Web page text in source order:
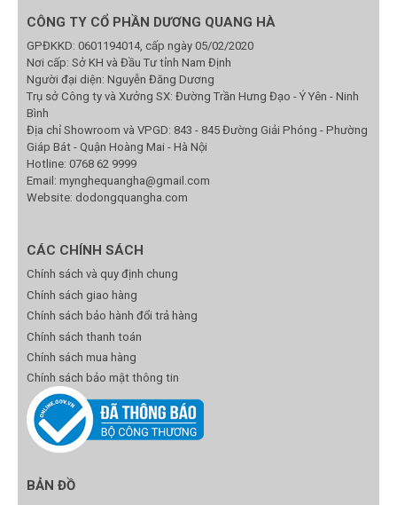
CÔNG TY CỔ PHẦN DƯƠNG QUANG HÀ
GPĐKKD: 0601194014, cấp ngày 05/02/2020
Nơi cấp: Sở KH và Đầu Tư tỉnh Nam Định
Người đại diện: Nguyễn Đăng Dương
Trụ sở Công ty và Xưởng SX: Đường Trần Hưng Đạo - Ý Yên - Ninh
Bình
Địa chỉ Showroom và VPGD: 843 - 845 Đường Giải Phóng - Phường
Giáp Bát - Quận Hoàng Mai - Hà Nội
Hotline: 0768 62 9999
Email: mynghequangha@gmail.com
Website: dodongquangha.com
CÁC CHÍNH SÁCH
Chính sách và quy định chung
Chính sách giao hàng
Chính sách bảo hành đổi trả hàng
Chính sách thanh toán
Chính sách mua hàng
Chính sách bảo mật thông tin
BẢN ĐỒ